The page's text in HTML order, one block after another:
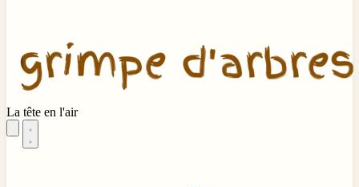
La tête en l'air